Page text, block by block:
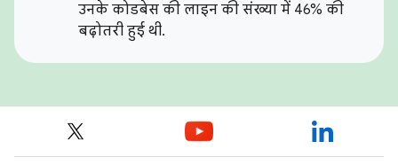
उनके कोडबेस की लाइन की संख्या में 46% की
बढ़ोतरी हुई थी.